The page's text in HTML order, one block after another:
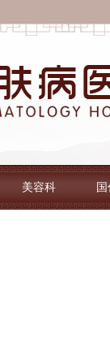
美容科